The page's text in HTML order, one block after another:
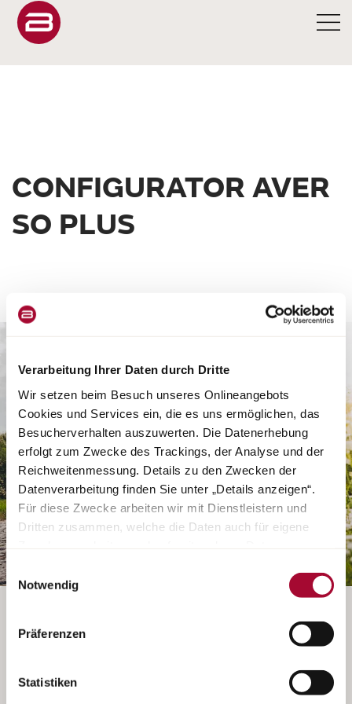
Verarbeitung Ihrer Daten durch Dritte
Wir setzen beim Besuch unseres Onlineangebots
Cookies und Services ein, die es uns ermöglichen, das
Besucherverhalten auszuwerten. Die Datenerhebung
erfolgt zum Zwecke des Trackings, der Analyse und der
Reichweitenmessung. Details zu den Zwecken der
Datenverarbeitung finden Sie unter „Details anzeigen“.
Für diese Zwecke arbeiten wir mit Dienstleistern und
Dritten zusammen, welche die Daten auch für eigene
„Cookies und Services zulassen“ oder durch Auswählen
einzelner Cookies und Services in der Detailansicht
geben Sie Ihre Einwilligung zur Verarbeitung Ihrer Daten
zu den jeweiligen Zwecken. Sie ist freiwillig, für die
widerruflich für die Zukunft durch Anklicken der
Weitere
Einwilligungsauswahl
Notwendig
Präferenzen
Statistiken
CONFIGURATOR AVER
SO PLUS
meer beschikbaar. U kunt rechtstreeks contact